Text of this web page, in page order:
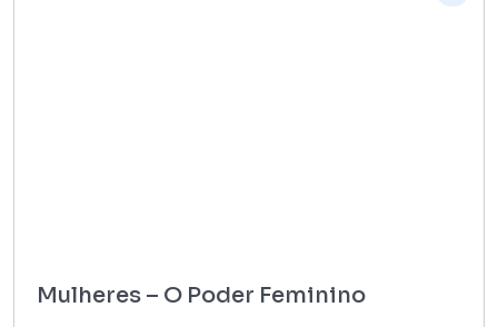
Mulheres – O Poder Feminino